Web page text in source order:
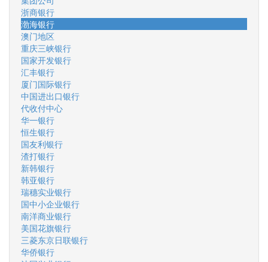
浙商银行
渤海银行
澳门地区
重庆三峡银行
国家开发银行
汇丰银行
厦门国际银行
中国进出口银行
代收付中心
华一银行
恒生银行
国友利银行
渣打银行
新韩银行
韩亚银行
瑞穗实业银行
国中小企业银行
南洋商业银行
美国花旗银行
三菱东京日联银行
华侨银行